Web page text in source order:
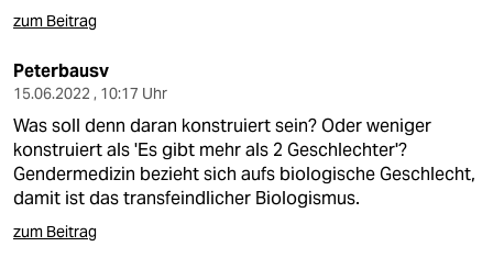
zum Beitrag
Peterbausv
15.06.2022 , 10:17 Uhr
Was soll denn daran konstruiert sein? Oder weniger
konstruiert als 'Es gibt mehr als 2 Geschlechter'?
Gendermedizin bezieht sich aufs biologische Geschlecht,
damit ist das transfeindlicher Biologismus.
zum Beitrag